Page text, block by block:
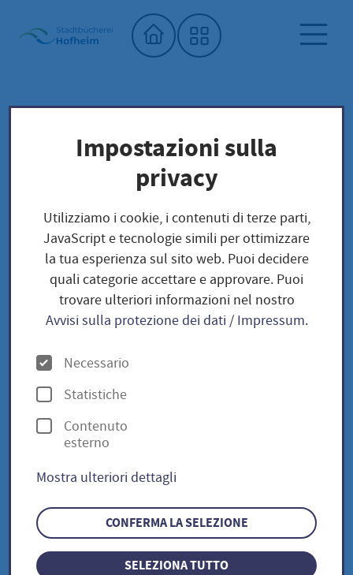
Home"
Biblioteca comunale
Biblioteca dei semi
Unser Saatgut: Aussaat - Ernte -
Fruchtgemüse
TOMATEN
Dorenia / Solanum lycopersicum
Dorenia / Solanum
lycopersicum
Dorenia / Solanum
lycopersicum
Impostazioni sulla
privacy
Utilizziamo i cookie, i contenuti di terze parti,
JavaScript e tecnologie simili per ottimizzare
la tua esperienza sul sito web. Puoi decidere
quali categorie accettare e approvare. Puoi
trovare ulteriori informazioni nel nostro
Avvisi sulla protezione dei dati/ Impressum.
O
p
z
i
n
Necessario
Statistiche
Contenuto
esterno
Mostra ulteriori dettagli
CONFERMA LA SELEZIONE
SELEZIONA TUTTO